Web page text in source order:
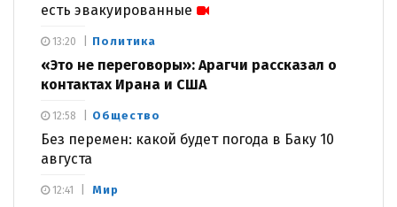
есть эвакуированные
Политика
«Это не переговоры»: Арагчи рассказал о
контактах Ирана и США
13:20
Общество
Без перемен: какой будет погода в Баку 10
августа
12:58
Мир
12:41